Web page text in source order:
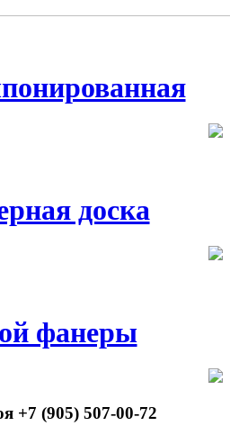
доска
фанеры
+7 (905) 507-00-72